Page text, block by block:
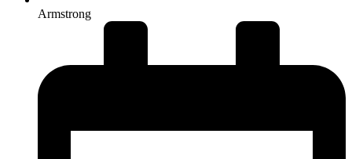
Armstrong